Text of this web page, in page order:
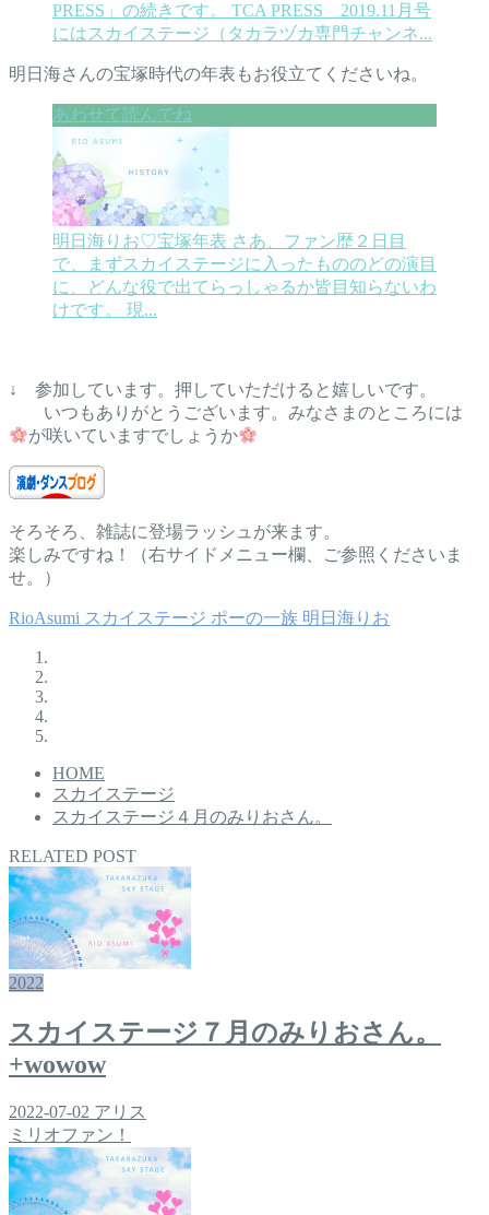
PRESS」の続きです。 TCA PRESS 2019.11月号
にはスカイステージ（タカラヅカ専門チャンネ...
明日海さんの宝塚時代の年表もお役立てくださいね。
明日海りお♡宝塚年表 さあ、ファン歴２日目
で、まずスカイステージに入ったもののどの演目
に、どんな役で出てらっしゃるか皆目知らないわ
けです。 現...
↓ 参加しています。押していただけると嬉しいです。
いつもありがとうございます。みなさまのところには
が咲いていますでしょうか
そろそろ、雑誌に登場ラッシュが来ます。
楽しみですね！（右サイドメニュー欄、ご参照くださいま
せ。）
RioAsumi スカイステージ ポーの一族 明日海りお
HOME
スカイステージ
スカイステージ４月のみりおさん。
RELATED POST
2022
スカイステージ７月のみりおさん。
+wowow
2022-07-02 アリス
ミリオファン！